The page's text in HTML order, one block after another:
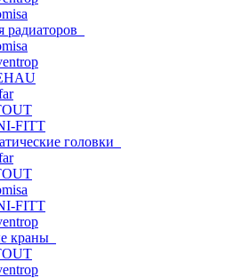
радиаторов
FITT
головки
FITT
краны